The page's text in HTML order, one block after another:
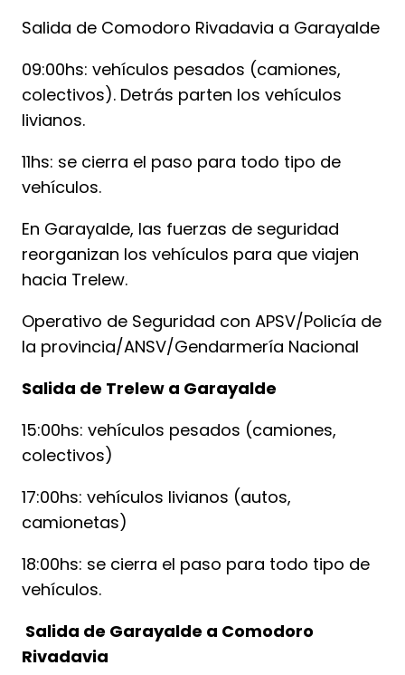
Salida de Comodoro Rivadavia a Garayalde
09:00hs: vehículos pesados (camiones,
colectivos). Detrás parten los vehículos
livianos.
11hs: se cierra el paso para todo tipo de
vehículos.
En Garayalde, las fuerzas de seguridad
reorganizan los vehículos para que viajen
hacia Trelew.
Operativo de Seguridad con APSV/Policía de
la provincia/ANSV/Gendarmería Nacional
Salida de Trelew a Garayalde
15:00hs: vehículos pesados (camiones,
colectivos)
17:00hs: vehículos livianos (autos,
camionetas)
18:00hs: se cierra el paso para todo tipo de
vehículos.
Salida de Garayalde a Comodoro
Rivadavia